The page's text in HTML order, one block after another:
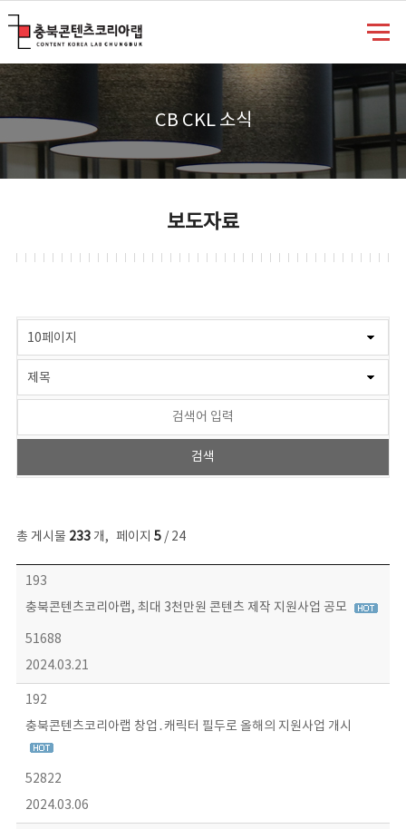
CB CKL 소식
보도자료
총 게시물 233개, 페이지 5/ 24
보도자료 목록 - 번호, 제목, 작성자, 파일, 조회수, 작성일 정보 제공
193
충북콘텐츠코리아랩, 최대 3천만원 콘텐츠 제작 지원사업 공모
51688
2024.03.21
192
충북콘텐츠코리아랩 창업․캐릭터 필두로 올해의 지원사업 개시
52822
2024.03.06